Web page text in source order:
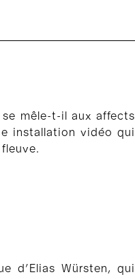
se mêle-t-il aux affects
installation vidéo qui
d’Elias Würsten, qui